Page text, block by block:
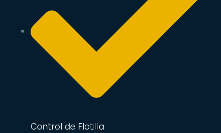
Control de Flotilla